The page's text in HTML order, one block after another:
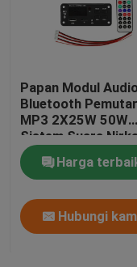
Papan Modul
Bluetooth Pemutar
MP3 2X25W 50W
Sistem Suara
Remote Control
Harga
Hubungi